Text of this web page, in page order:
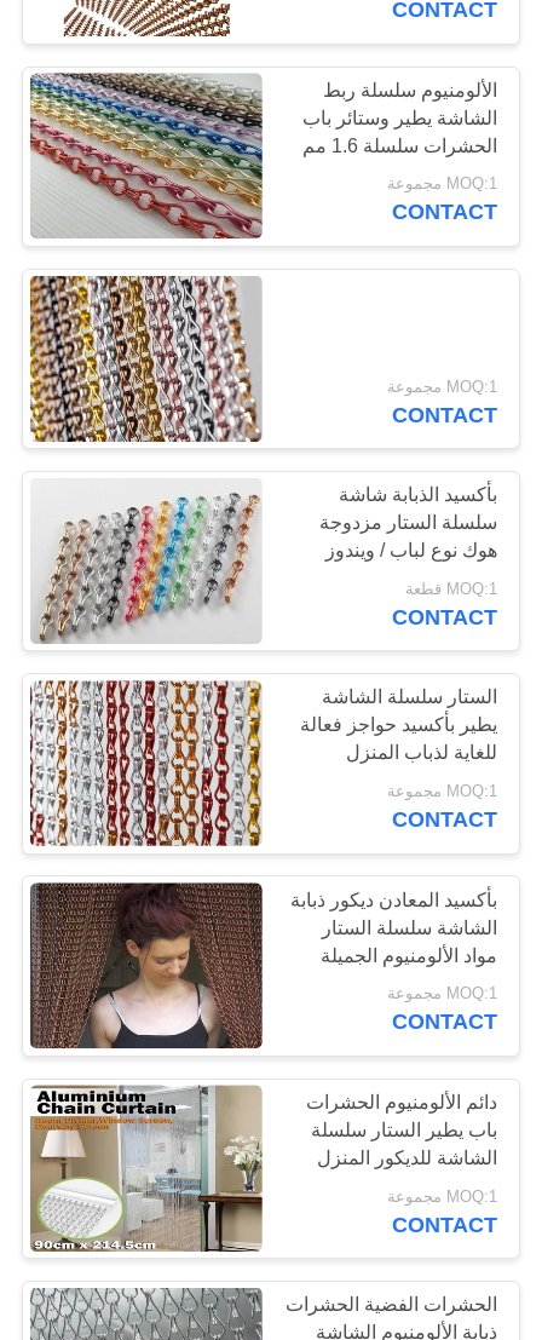
CONTACT
الألومنيوم سلسلة ربط
الشاشة يطير وستائر باب
الحشرات سلسلة 1.6 مم
1.8 مم 2.0 مم
MOQ:1 مجموعة
CONTACT
MOQ:1 مجموعة
CONTACT
بأكسيد الذبابة شاشة
سلسلة الستار مزدوجة
هوك نوع لباب / ويندوز
MOQ:1 قطعة
CONTACT
الستار سلسلة الشاشة
يطير بأكسيد حواجز فعالة
للغاية لذباب المنزل
MOQ:1 مجموعة
CONTACT
بأكسيد المعادن ديكور ذبابة
الشاشة سلسلة الستار
مواد الألومنيوم الجميلة
MOQ:1 مجموعة
CONTACT
دائم الألومنيوم الحشرات
باب يطير الستار سلسلة
الشاشة للديكور المنزل
MOQ:1 مجموعة
CONTACT
الحشرات الفضية الحشرات
ذبابة الألومنيوم الشاشة